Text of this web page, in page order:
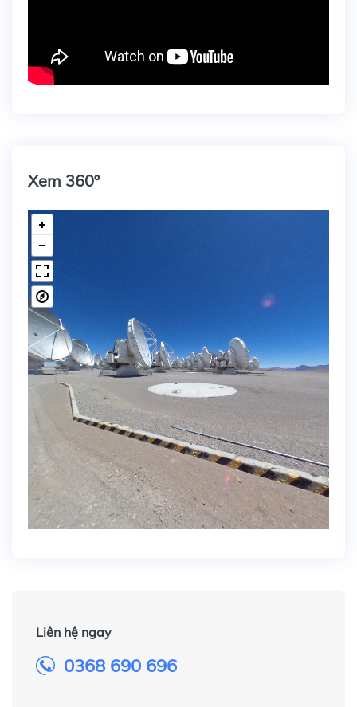
Xem 360º
Liên hệ ngay
0368 690 696